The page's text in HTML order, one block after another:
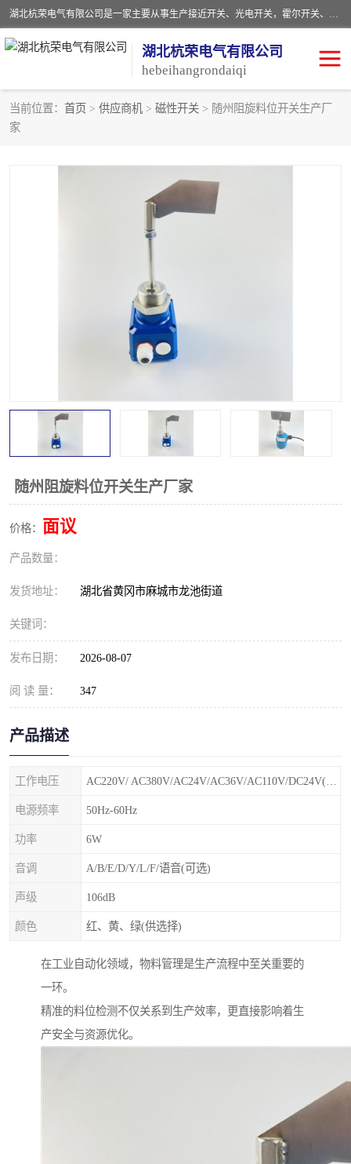
湖北杭荣电气有限公司是一家主要从事生产接近开关、光电开关，霍尔开关、两级跑偏开关、双向拉绳开关、速度监测器、皮带打滑开关、阻旋式料位开关、皮带纵向撕裂开关、溜槽堵塞开关、声光报警器、矿用磁性井筒开关等，主营行业：电气设备、仪器仪表制造, 高低压电器，成套电气设备，矿用防爆机电设备，皮带机综合保护系统，防爆电器，传感器，工矿配件，电器配件，自动化工业机器人的研发，制造，加工销售。
湖北杭荣电气有限公司
hebeihangrondaiqi
当前位置： 首页 > 供应商机 > 磁性开关 > 随州阻旋料位开关生产厂
家
随州阻旋料位开关生产厂家
价格： 面议
产品数量：
发货地址： 湖北省黄冈市麻城市龙池街道
关键词：
发布日期： 2026-08-07
阅 读 量： 347
产品描述
工作电压
电源频率 50Hz-60Hz
功率 6W
音调 A/B/E/D/Y/L/F/语音(可选)
声级 106dB
颜色 红、黄、绿(供选择)
在工业自动化领域，物料管理是生产流程中至关重要的
一环。
精准的料位检测不仅关系到生产效率，更直接影响着生
产安全与资源优化。
声光报警器
撕裂开关 倾斜开关
溜槽堵塞检测开关
限位开关 速度检测器
速度传感器
微电脑超速开关